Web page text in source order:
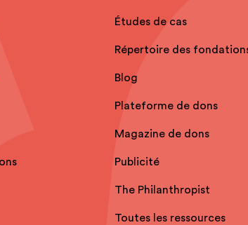
Études de cas
Répertoire des
Blog
Plateforme de dons
Magazine de dons
Publicité
The Philanthropist
Toutes les ressources